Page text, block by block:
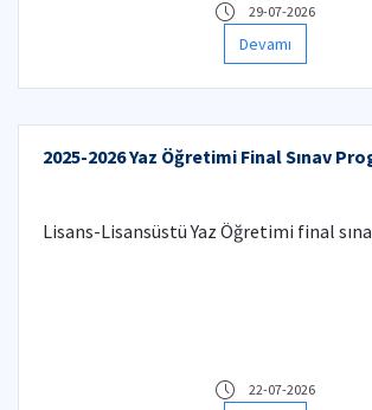
29-07-2026
Devamı
2025-2026 Yaz Öğretimi Final Sınav
Lisans-Lisansüstü Yaz Öğretimi final
22-07-2026